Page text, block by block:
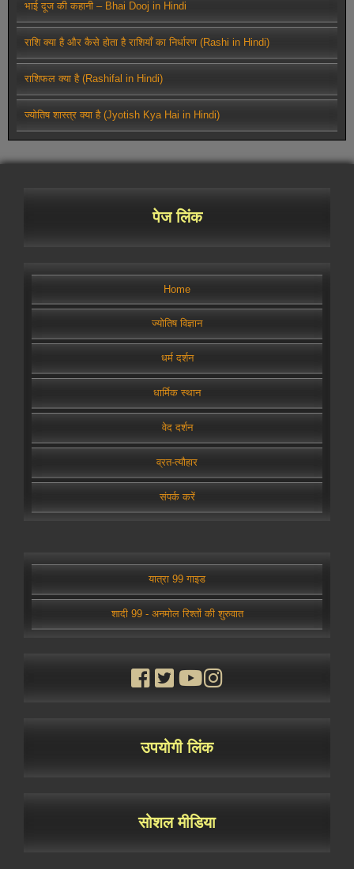
भाई दूज की कहानी – Bhai Dooj in Hindi
राशि क्या है और कैसे होता है राशियाँ का निर्धारण (Rashi in Hindi)
राशिफल क्या है (Rashifal in Hindi)
ज्योतिष शास्त्र क्या है (Jyotish Kya Hai in Hindi)
पेज लिंक
Home
ज्योतिष विज्ञान
धर्म दर्शन
धार्मिक स्थान
वेद दर्शन
व्रत-त्यौहार
संपर्क करें
यात्रा 99 गाइड
शादी 99 - अनमोल रिश्तों की शुरुवात
उपयोगी लिंक
सोशल मीडिया